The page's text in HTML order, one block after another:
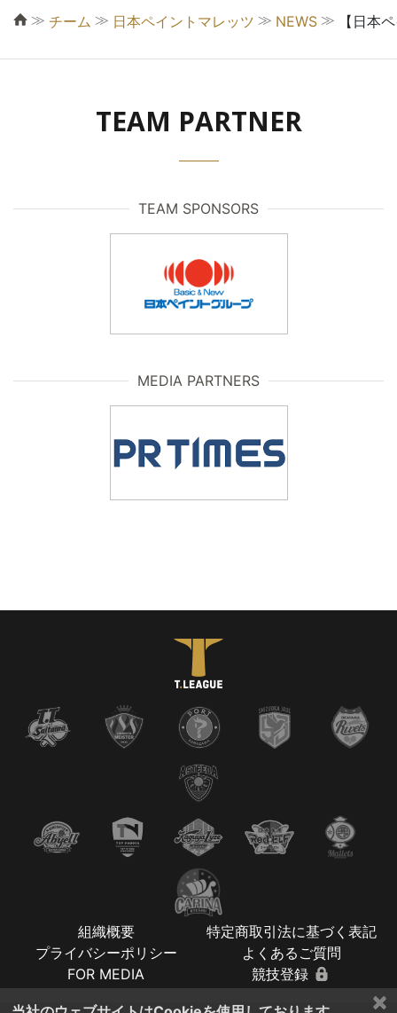
≫ チーム ≫ 日本ペイントマレッツ ≫ NEWS ≫ 【日本
TEAM PARTNER
TEAM SPONSORS
MEDIA PARTNERS
組織概要
特定商取引法に基づく表記
プライバシーポリシー
よくあるご質問
FOR MEDIA
競技登録
×